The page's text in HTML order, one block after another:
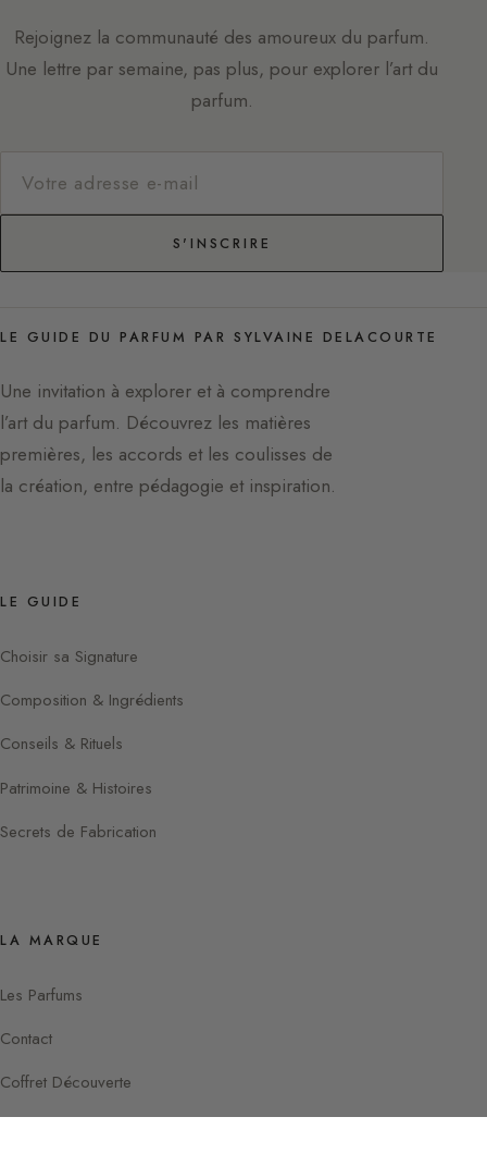
Rejoignez la communauté des amoureux du parfum.
Une lettre par semaine, pas plus, pour explorer l’art du
parfum.
S'INSCRIRE
LE GUIDE DU PARFUM PAR SYLVAINE DELACOURTE
Une invitation à explorer et à comprendre
l’art du parfum. Découvrez les matières
premières, les accords et les coulisses de
la création, entre pédagogie et inspiration.
LE GUIDE
Choisir sa Signature
Composition & Ingrédients
Conseils & Rituels
Patrimoine & Histoires
Secrets de Fabrication
LA MARQUE
Les Parfums
Contact
Coffret Découverte